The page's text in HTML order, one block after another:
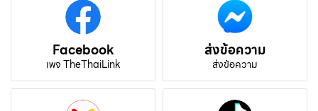
Facebook
เพจ TheThaiLink
ส่งข้อความ
ส่งข้อความ